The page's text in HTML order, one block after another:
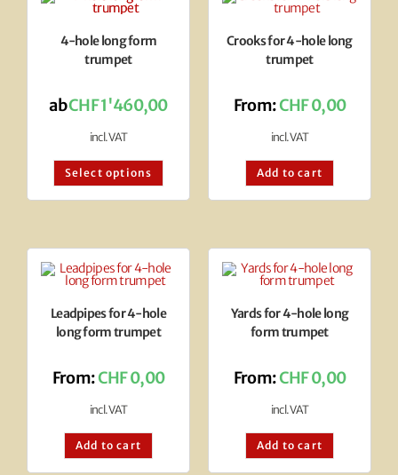
4-hole long form
trumpet
abCHF1'460,00
incl. VAT
Select options
Crooks for 4-hole long
trumpet
From:CHF0,00
incl. VAT
Add to cart
Leadpipes for 4-hole
long form trumpet
From:CHF0,00
incl. VAT
Add to cart
Yards for 4-hole long
form trumpet
From:CHF0,00
incl. VAT
Add to cart